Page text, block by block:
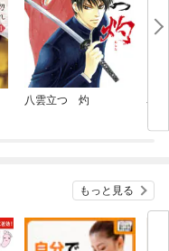
八雲立つ 灼 名
もっと見る